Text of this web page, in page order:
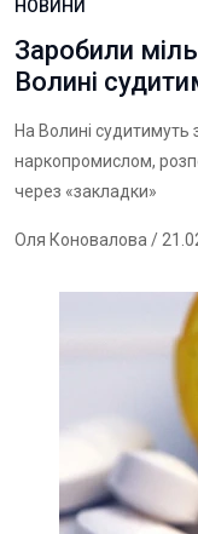
НОВИНИ
Заробили
Волині
На Волині судитимуть
наркопромислом,
через «закладки»
Оля Коновалова /